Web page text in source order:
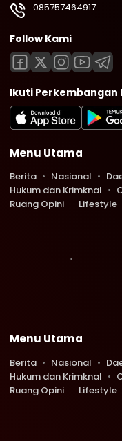
085757464917
Follow Kami
Ikuti Perkembangan
Menu Utama
Berita Nasional
Hukum dan Krimknal
Ruang Opini
Lifestyle
Menu Utama
Berita Nasional
Hukum dan Krimknal
Ruang Opini
Lifestyle